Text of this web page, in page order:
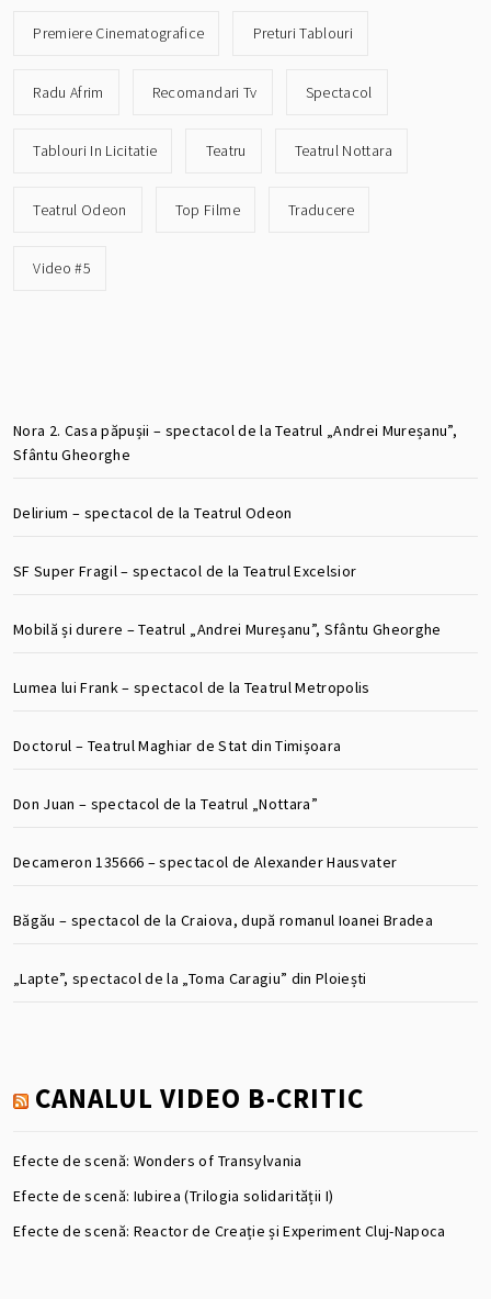
Premiere Cinematografice Preturi Tablouri
Radu Afrim Recomandari Tv Spectacol
Tablouri In Licitatie Teatru Teatrul Nottara
Teatrul Odeon Top Filme Traducere
Video #5
Nora 2. Casa păpușii – spectacol de la Teatrul „Andrei Mureșanu”,
Sfântu Gheorghe
Delirium – spectacol de la Teatrul Odeon
SF Super Fragil – spectacol de la Teatrul Excelsior
Mobilă și durere – Teatrul „Andrei Mureșanu”, Sfântu Gheorghe
Lumea lui Frank – spectacol de la Teatrul Metropolis
Doctorul – Teatrul Maghiar de Stat din Timișoara
Don Juan – spectacol de la Teatrul „Nottara”
Decameron 135666 – spectacol de Alexander Hausvater
Băgău – spectacol de la Craiova, după romanul Ioanei Bradea
„Lapte”, spectacol de la „Toma Caragiu” din Ploiești
CANALUL VIDEO B-CRITIC
Efecte de scenă: Wonders of Transylvania
Efecte de scenă: Iubirea (Trilogia solidarității I)
Efecte de scenă: Reactor de Creație și Experiment Cluj-Napoca